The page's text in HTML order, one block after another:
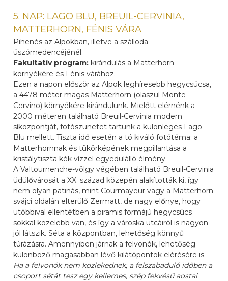
5. NAP: LAGO BLU, BREUIL-CERVINIA,
MATTERHORN, FÉNIS VÁRA
Pihenés az Alpokban, illetve a szálloda
úszómedencéjénél.
Fakultatív program: kirándulás a Matterhorn
környékére és Fénis várához.
Ezen a napon először az Alpok leghíresebb hegycsúcsa,
a 4478 méter magas Matterhorn (olaszul Monte
Cervino) környékére kirándulunk. Mielőtt elérnénk a
2000 méteren található Breuil-Cervinia modern
síközpontját, fotószünetet tartunk a különleges Lago
Blu mellett. Tiszta idő esetén a tó kiváló fotótéma: a
Matterhornnak és tükörképének megpillantása a
kristálytiszta kék vízzel egyedülálló élmény.
A Valtournenche-völgy végében található Breuil-Cervinia
üdülővárosát a XX. század közepén alakították ki, így
nem olyan patinás, mint Courmayeur vagy a Matterhorn
svájci oldalán elterülő Zermatt, de nagy előnye, hogy
utóbbival ellentétben a piramis formájú hegycsúcs
sokkal közelebb van, és így a városka utcáiról is nagyon
jól látszik. Séta a központban, lehetőség könnyű
túrázásra. Amennyiben járnak a felvonók, lehetőség
különböző magasabban lévő kilátópontok elérésére is.
Ha a felvonók nem közlekednek, a felszabaduló időben a
csoport sétát tesz egy kellemes, szép fekvésű aostai